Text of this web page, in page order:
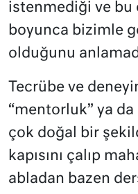
istenmediği ve bu
boyunca bizimle
olduğunu
Tecrübe ve
“mentorluk” ya
çok doğal bir
kapısını çalıp
abladan bazen